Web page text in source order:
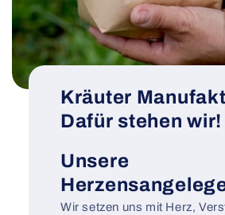
Kräuter
Dafür stehen wir!
Unsere
Wir setzen uns mit Herz,